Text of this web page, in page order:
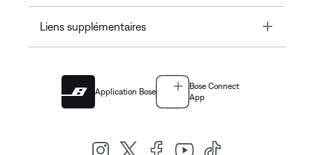
Liens supplémentaires Toggle
Application Bose
Bose Connect
App